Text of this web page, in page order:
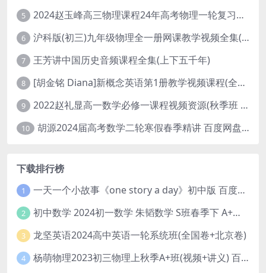
5 2024赵玉峰高三物理课程24年高考物理一轮复习网课教程
6 沪科版(初三)九年级物理全一册网课教学视频全集(录播版 杜春雨 66讲)
7 王芳讲中国历史音频课程全集(上下五千年)
8 [胡金铭 Diana]新概念英语第1册教学视频课程(全集 百度网盘下载)
9 2022赵礼显高一数学必修一课程视频资源(秋季班 含讲义)百度网盘云
10 胡源2024届高考数学二轮寒假春季精讲 百度网盘分享
下载排行榜
1 一天一个小故事《one story a day》初中版 百度网盘分享下载
2 初中数学 2024初一数学 朱韬数学 S班春季下 A+班春季下 百度云网盘
3 龙坚英语2024高中英语一轮系统班(全国卷+北京卷)
4 杨萌物理2023初三物理上秋季A+班(视频+讲义) 百度网盘分享